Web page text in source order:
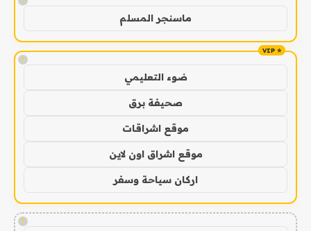
ماسنجر المسلم
!
ضوء التعليمي
صحيفة برق
موقع اشراقات
موقع اشراق اون لاين
اركان سياحة وسفر
!